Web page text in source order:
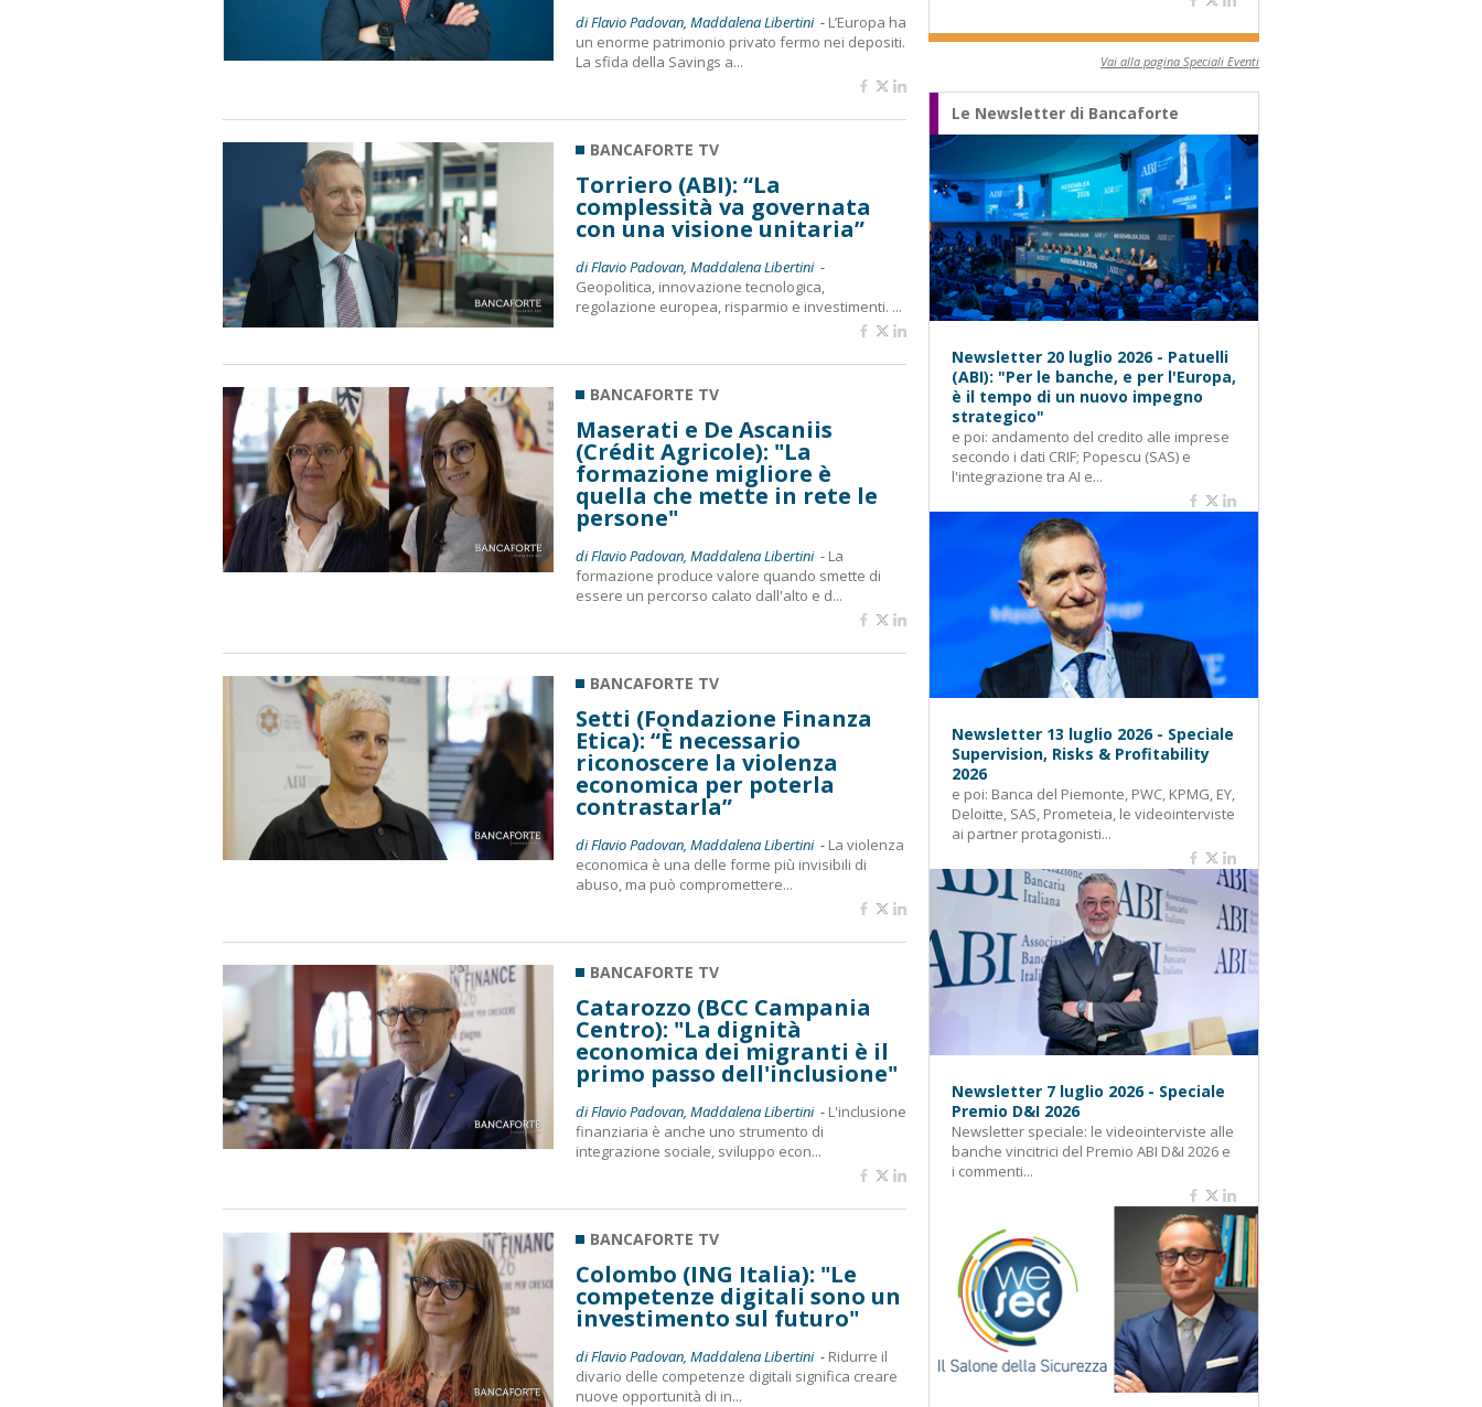
di Flavio Padovan, Maddalena Libertini - L’Europa ha
un enorme patrimonio privato fermo nei depositi.
La sfida della Savings a...
BANCAFORTE TV
Torriero (ABI): “La
complessità va governata
con una visione unitaria”
di Flavio Padovan, Maddalena Libertini -
Geopolitica, innovazione tecnologica,
regolazione europea, risparmio e investimenti. ...
BANCAFORTE TV
Maserati e De Ascaniis
(Crédit Agricole): "La
formazione migliore è
quella che mette in rete le
persone"
di Flavio Padovan, Maddalena Libertini - La
formazione produce valore quando smette di
essere un percorso calato dall'alto e d...
BANCAFORTE TV
Setti (Fondazione Finanza
Etica): “È necessario
riconoscere la violenza
economica per poterla
contrastarla”
di Flavio Padovan, Maddalena Libertini - La violenza
economica è una delle forme più invisibili di
abuso, ma può compromettere...
BANCAFORTE TV
Catarozzo (BCC Campania
Centro): "La dignità
economica dei migranti è il
primo passo dell'inclusione"
di Flavio Padovan, Maddalena Libertini - L'inclusione
finanziaria è anche uno strumento di
integrazione sociale, sviluppo econ...
BANCAFORTE TV
Colombo (ING Italia): "Le
competenze digitali sono un
investimento sul futuro"
di Flavio Padovan, Maddalena Libertini - Ridurre il
divario delle competenze digitali significa creare
nuove opportunità di in...
Vai alla pagina Speciali Eventi
Le Newsletter di Bancaforte
Newsletter 20 luglio 2026 - Patuelli
(ABI): "Per le banche, e per l'Europa,
è il tempo di un nuovo impegno
strategico"
e poi: andamento del credito alle imprese
secondo i dati CRIF; Popescu (SAS) e
l'integrazione tra AI e...
Newsletter 13 luglio 2026 - Speciale
Supervision, Risks & Profitability
2026
e poi: Banca del Piemonte, PWC, KPMG, EY,
Deloitte, SAS, Prometeia, le videointerviste
ai partner protagonisti...
Newsletter 7 luglio 2026 - Speciale
Premio D&I 2026
Newsletter speciale: le videointerviste alle
banche vincitrici del Premio ABI D&I 2026 e
i commenti...